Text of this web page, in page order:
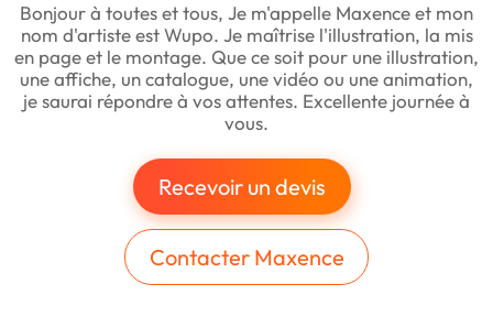
Bonjour à toutes et tous, Je m'appelle Maxence et mon
nom d'artiste est Wupo. Je maîtrise l'illustration, la mis
en page et le montage. Que ce soit pour une illustration,
une affiche, un catalogue, une vidéo ou une animation,
je saurai répondre à vos attentes. Excellente journée à
vous.
Recevoir un devis
Contacter Maxence